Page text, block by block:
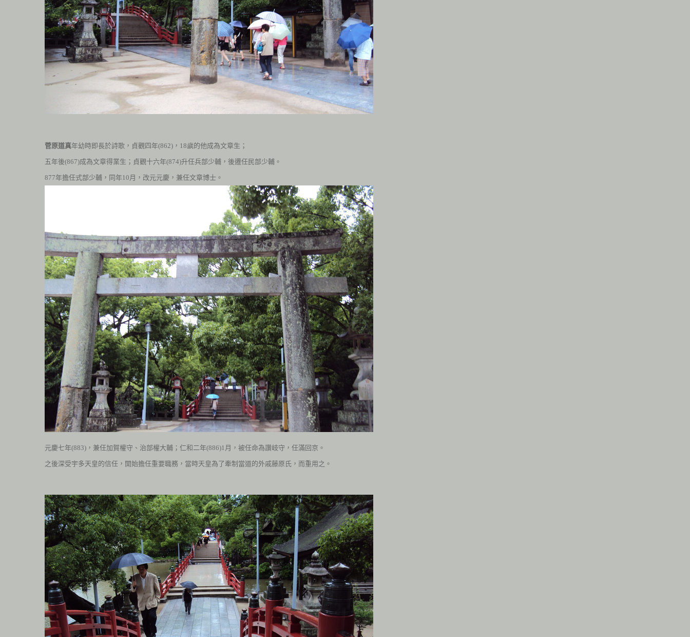
菅原道真年幼時即長於詩歌，貞觀四年(862) ， 18歲的他成為文章生；
五年後(867)成為文章得業生；貞觀十六年(874)升任兵部少輔，後遷任民部少輔。
877年擔任式部少輔，同年10月，改元元慶，兼任文章博士。
元慶七年(883) ，兼任加賀權守、治部權大輔；仁和二年(886)1月，被任命為讚岐守，任滿回京。
之後深受宇多天皇的信任，開始擔任重要職務，當時天皇為了牽制當道的外戚藤原氏，而重用之。